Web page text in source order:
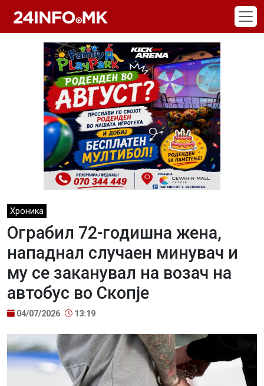
Хроника
Ограбил 72-годишна жена,
нападнал случаен минувач и
му се заканувал на возач на
автобус во Скопје
04/07/2026 13:19